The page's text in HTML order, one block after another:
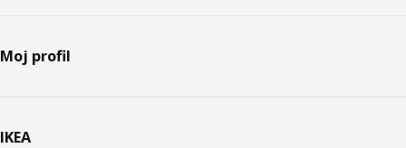
Moj profil
IKEA